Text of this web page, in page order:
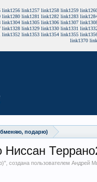
link1256 link1257 link1258 link1259
link1280 link1281 link1282 link1283
link1304 link1305 link1306 link1307
link1328 link1329 link1330 link1331
link1352 link1353 link1354 link1355
link1370
подарю)
Ниссан
", создана пользователем Андрей